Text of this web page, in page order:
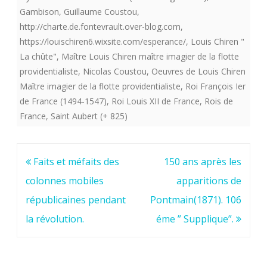
Gambison, Guillaume Coustou,
http://charte.de.fontevrault.over-blog.com,
https://louischiren6.wixsite.com/esperance/, Louis Chiren "
La chûte", Maître Louis Chiren maître imagier de la flotte
providentialiste, Nicolas Coustou, Oeuvres de Louis Chiren
Maître imagier de la flotte providentialiste, Roi François Ier
de France (1494-1547), Roi Louis XII de France, Rois de
France, Saint Aubert (+ 825)
Navigation
de
l’article
Faits et méfaits des
colonnes mobiles
républicaines pendant
la révolution.
150 ans après les
apparitions de
Pontmain(1871). 106
éme ” Supplique”.